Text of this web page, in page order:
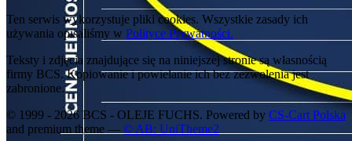
Ten serwis wykorzystuje pliki cookies. Wszystkie zasady ich
używania opisaliśmy w Polityce Prywatności.
Teksty i zdjęcia znajdujące się na niniejszej stronie są własnością
firmy BCS. Kopiowanie i powielanie ich bez zezwolenia jest
zabronione.
© 1999 - 2026 BCS - OLEJE FUCHS. Powered by CS-Cart Polska
and premium theme — © AB: UniTheme2